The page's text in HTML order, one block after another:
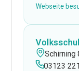
Webseite
Schirning
03123